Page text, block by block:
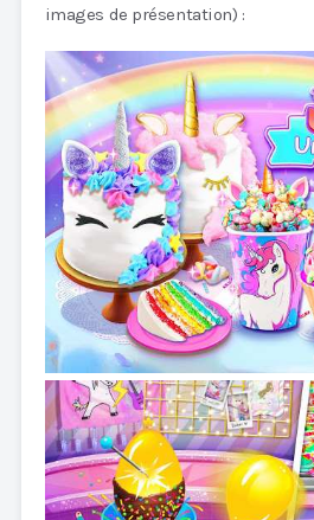
images de présentation) :